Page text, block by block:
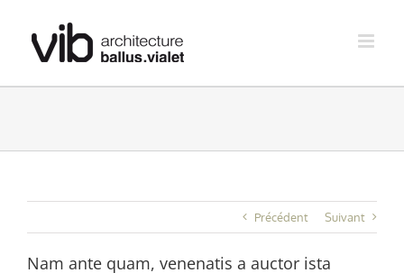
content
Précédent Suivant
Nam ante quam, venenatis a auctor ista